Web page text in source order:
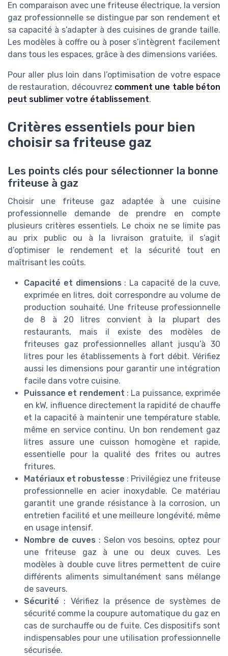
En comparaison avec une friteuse électrique, la version
gaz professionnelle se distingue par son rendement et
sa capacité à s’adapter à des cuisines de grande taille.
Les modèles à coffre ou à poser s’intègrent facilement
dans tous les espaces, grâce à des dimensions variées.
Pour aller plus loin dans l’optimisation de votre espace
de restauration, découvrez comment une table béton
peut sublimer votre établissement.
Critères essentiels pour bien
choisir sa friteuse gaz
Les points clés pour sélectionner la bonne
friteuse à gaz
Choisir une friteuse gaz adaptée à une cuisine
professionnelle demande de prendre en compte
plusieurs critères essentiels. Le choix ne se limite pas
au prix public ou à la livraison gratuite, il s’agit
d’optimiser le rendement et la sécurité tout en
maîtrisant les coûts.
Capacité et dimensions : La capacité de la cuve,
exprimée en litres, doit correspondre au volume de
production souhaité. Une friteuse professionnelle
de 8 à 20 litres convient à la plupart des
restaurants, mais il existe des modèles de
friteuses gaz professionnelles allant jusqu’à 30
litres pour les établissements à fort débit. Vérifiez
aussi les dimensions pour garantir une intégration
facile dans votre cuisine.
Puissance et rendement : La puissance, exprimée
en kW, influence directement la rapidité de chauffe
et la capacité à maintenir une température stable,
même en service continu. Un bon rendement gaz
litres assure une cuisson homogène et rapide,
essentielle pour la qualité des frites ou autres
fritures.
Matériaux et robustesse : Privilégiez une friteuse
professionnelle en acier inoxydable. Ce matériau
garantit une grande résistance à la corrosion, un
entretien facilité et une meilleure longévité, même
en usage intensif.
Nombre de cuves : Selon vos besoins, optez pour
une friteuse gaz à une ou deux cuves. Les
modèles à double cuve litres permettent de cuire
différents aliments simultanément sans mélange
de saveurs.
Sécurité : Vérifiez la présence de systèmes de
sécurité comme la coupure automatique du gaz en
cas de surchauffe ou de fuite. Ces dispositifs sont
indispensables pour une utilisation professionnelle
sécurisée.